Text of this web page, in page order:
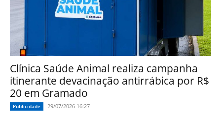
Clínica Saúde Animal realiza campanha
itinerante devacinação antirrábica por R$
20 em Gramado
Publicidade 29/07/2026 16:27